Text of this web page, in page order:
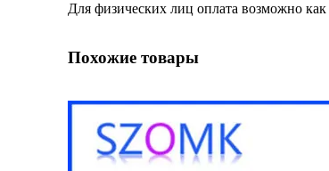
Для физических лиц оплата возможно как
Похожие товары